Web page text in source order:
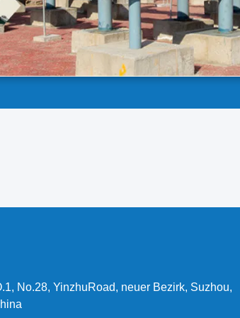
No.28, YinzhuRoad, neuer Bezirk, Suzhou,